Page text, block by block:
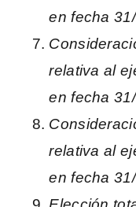
en fecha
relativa al
en fecha
relativa al
en fecha